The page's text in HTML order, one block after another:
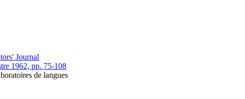
Journal
1962, pp. 75-108
de langues